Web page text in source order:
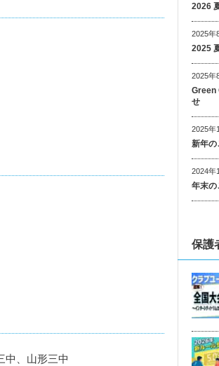
中、山形三中
2026
2025年
2025
2025年
Green
せ
2025年
新年の
2024年
年末の
保護